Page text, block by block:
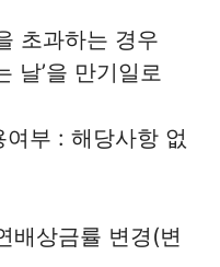
초과하는 경우
날’을 만기일로
부 : 해당사항 없
배상금률 변경(변